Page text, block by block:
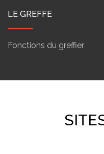
LE GREFFE
Fonctions du greffier